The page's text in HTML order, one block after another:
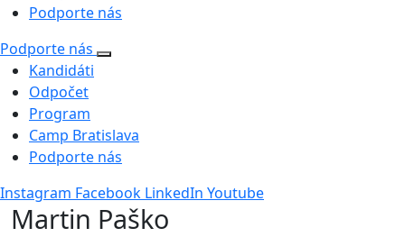
Podporte nás
Podporte nás
Kandidáti
Odpočet
Program
Camp Bratislava
Podporte nás
Instagram Facebook LinkedIn Youtube
Martin Paško